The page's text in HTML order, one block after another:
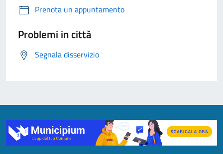
Prenota un appuntamento
Problemi in città
Segnala disservizio